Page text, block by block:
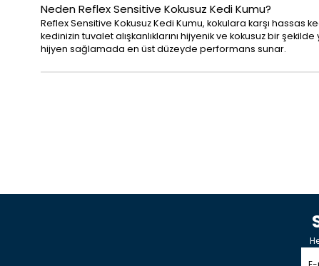
Neden Reflex Sensitive Kokusuz Kedi Kumu?
Reflex Sensitive Kokusuz Kedi Kumu, kokulara karşı hassas
kedinizin tuvalet alışkanlıklarını hijyenik ve kokusuz bir
hijyen sağlamada en üst düzeyde performans sunar.